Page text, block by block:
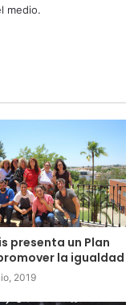
medio.
presenta un Plan
la igualdad
2019